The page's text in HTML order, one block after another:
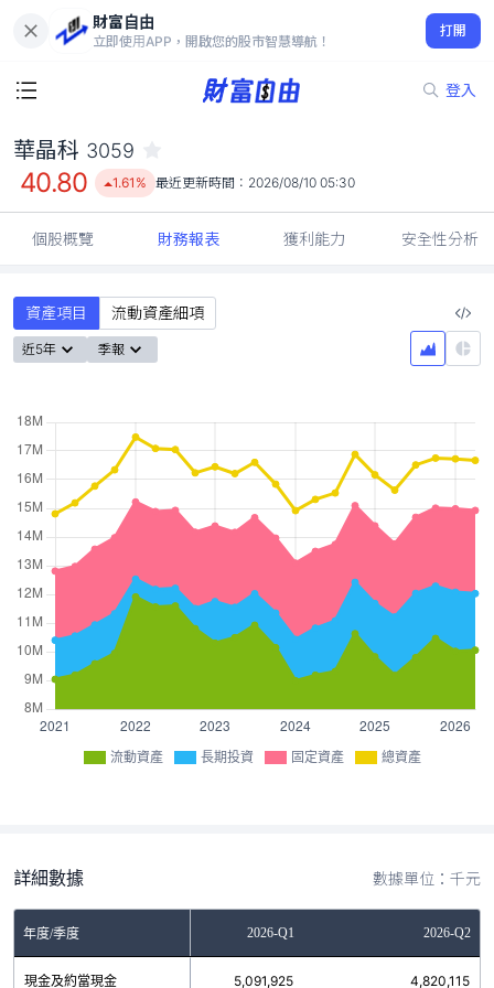
財富自由
立即使用APP，開啟您的股市智慧導航！
打開
登入
40.80
1.61%
華晶科 3059
40.80 1.61% 最近更新時間： 2026/08/10 05:30
個股概覽 財務報表 獲利能力 安全性分析
資產項目 流動資產細項
近5年 季報
流動資產 長期投資 固定資產 總資產
詳細數據 數據單位：千元
年度/季度2025-Q4 2026-Q1 2026-Q2
現金及約當現金
4,745,485 5,091,925 4,820,115